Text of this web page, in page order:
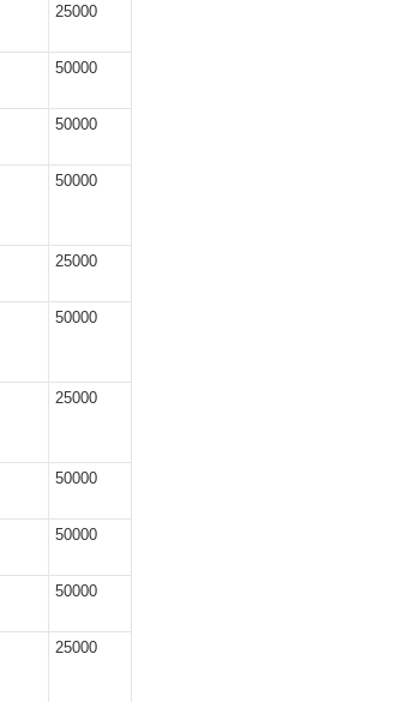
25000
50000
50000
50000
25000
50000
25000
50000
50000
50000
25000